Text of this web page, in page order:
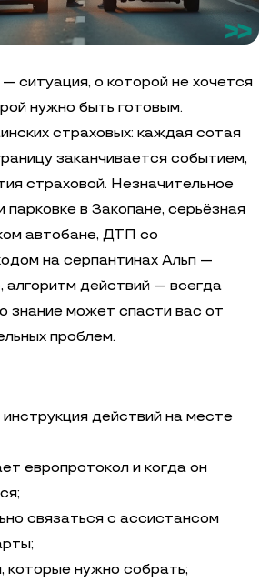
ситуация, о которой не хочется
нужно быть готовым.
страховых: каждая сотая
заканчивается событием,
страховой. Незначительное
парковке в Закопане, серьёзная
автобане, ДТП со
на серпантинах Альп —
алгоритм действий — всегда
знание может спасти вас от
проблем.
действий на месте
европротокол и когда он
связаться с ассистансом
которые нужно собрать;